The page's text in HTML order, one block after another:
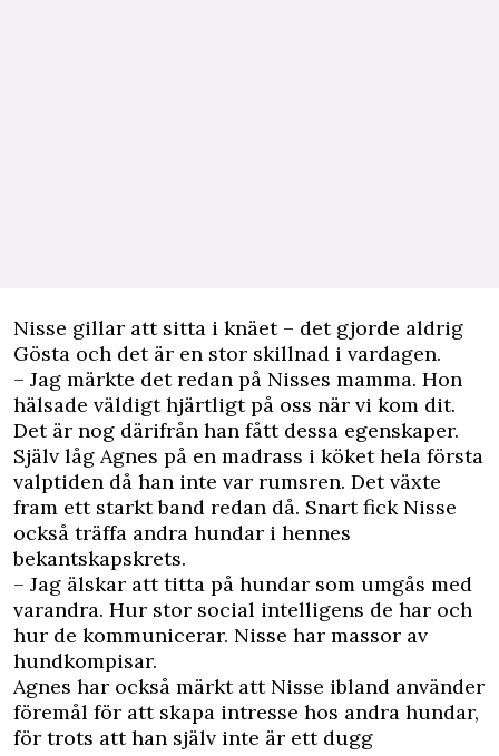
Nisse gillar att sitta i knäet – det gjorde aldrig
Gösta och det är en stor skillnad i vardagen.
– Jag märkte det redan på Nisses mamma. Hon
hälsade väldigt hjärtligt på oss när vi kom dit.
Det är nog därifrån han fått dessa egenskaper.
Själv låg Agnes på en madrass i köket hela första
valptiden då han inte var rumsren. Det växte
fram ett starkt band redan då. Snart fick Nisse
också träffa andra hundar i hennes
bekantskapskrets.
– Jag älskar att titta på hundar som umgås med
varandra. Hur stor social intelligens de har och
hur de kommunicerar. Nisse har massor av
hundkompisar.
Agnes har också märkt att Nisse ibland använder
föremål för att skapa intresse hos andra hundar,
för trots att han själv inte är ett dugg